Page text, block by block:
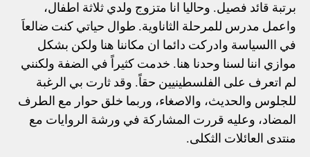
برتبة قائد فصيل. وحاليا انا متزوج ولدي ثلاثة اطفال،
واعمل مدرس للمرحلة الثاناوية. طوال حياتي كنت ضالعاَ
في االسياسة وادركت دائما ان مكاننا هنا ولكن بشكل
موازي اننا لسنا وحدنا هنا. خدمت كثيراً في الضفة ولكنني
لم اتعرف على الفلسطينيين حقاً. وقد ثارت بي الرغبة
للجلوس والحديث، والاصغاء، وربما خلق حوار مع الطرف
المضاد، وعليه قررت المشاركة في ورشة الروايات مع
منتدى العائلات الثكلى.